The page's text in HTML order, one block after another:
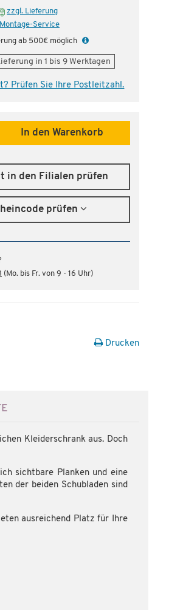
zzgl. Lieferung
Montage-Service
ab 500€ möglich
in 1 bis 9 Werktagen
Prüfen Sie Ihre Postleitzahl.
In den Warenkorb
in den Filialen prüfen
prüfen
(Mo. bis Fr. von 9 - 16 Uhr)
Drucken
Kleiderschrank aus. Doch
sichtbare Planken und eine
der beiden Schubladen sind
ausreichend Platz für Ihre